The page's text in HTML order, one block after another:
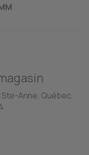
Ste-Anne, Québec,